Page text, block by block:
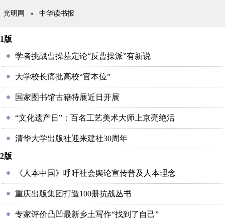
光明网 » 中华读书报
1版
学者挑战曹操墓定论“反曹操派”有新说
大学校长痛批高校“官本位”
国家图书馆古籍特展近日开展
“文化遗产日”：百名工艺美术大师上京亮绝活
清华大学出版社迎来建社30周年
2版
《人本中国》呼吁社会舆论宣传普及人本理念
重庆出版集团打造100册抗战丛书
专家评价凸凹最新乡土写作“找到了自己”